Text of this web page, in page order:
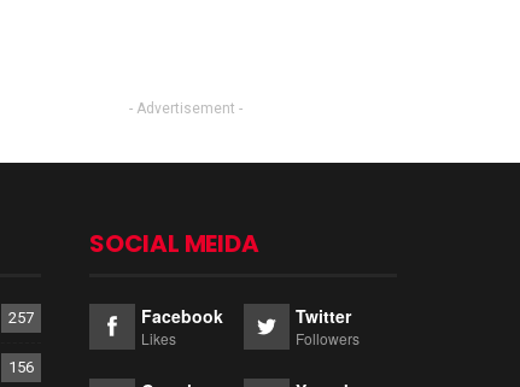
- Advertisement -
257
156
SOCIAL MEIDA
Facebook
Likes
Twitter
Followers